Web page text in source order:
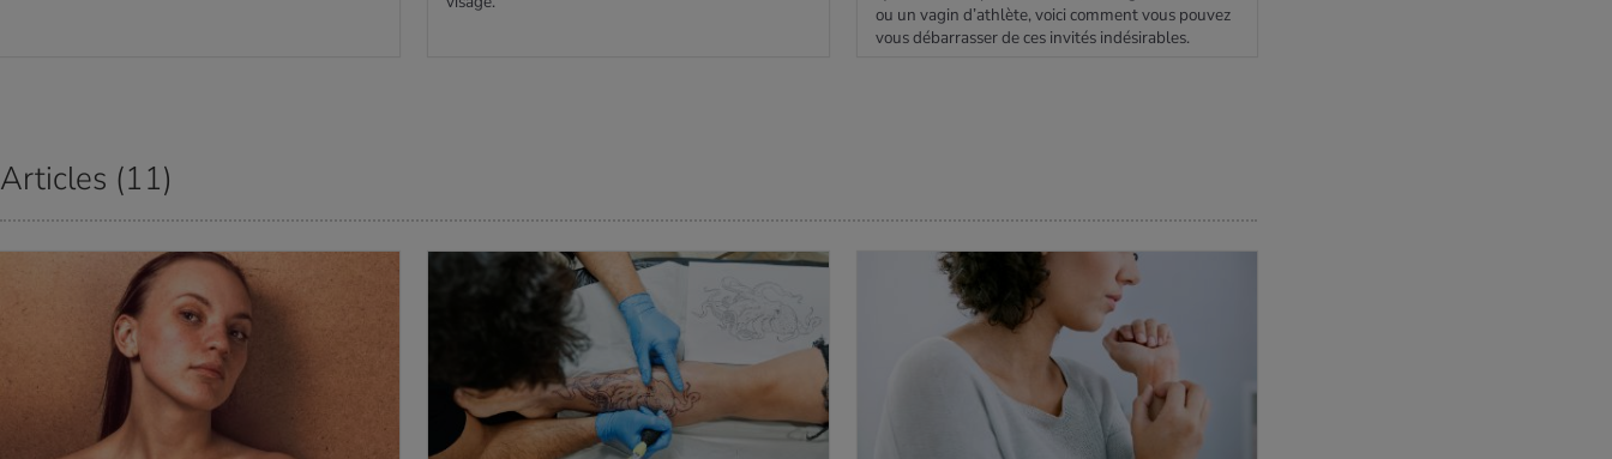
ou un vagin d’athlète, voici comment vous pouvez
vous débarrasser de ces invités indésirables.
Articles (11)
PLUS EN SAVOIR PLUS